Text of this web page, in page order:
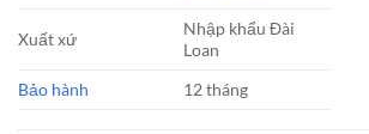
Xuất xứ
Nhập khẩu Đài
Loan
Bảo hành
12 tháng